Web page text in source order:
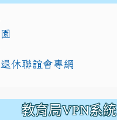
休聯誼會專網
教育局VPN系統